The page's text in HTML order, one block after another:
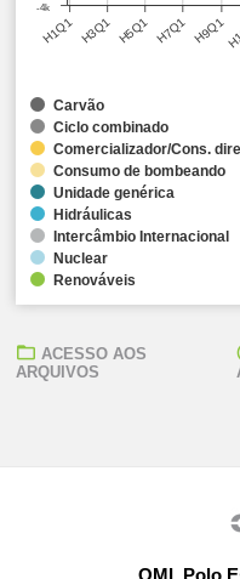
H1Q1 H3Q1 H5Q1 H7Q1 H9Q1
-4k
Carvão
Ciclo combinado
Comercializador/Cons.
Consumo de bombeando
Unidade genérica
Hidráulicas
Intercâmbio Internacional
Nuclear
Renováveis
ACESSO AOS
ARQUIVOS
OMI, Polo